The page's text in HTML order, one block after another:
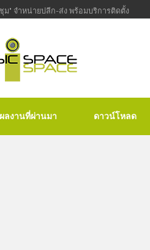
" จำหน่ายปลีก-ส่ง พร้อมบริการติดตั้ง
ผลงานที่ผ่านมา ดาวน์โหลด